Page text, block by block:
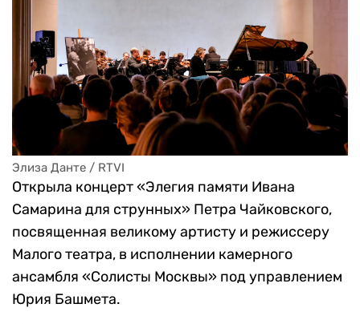
Элиза Данте / RTVI
Открыла концерт «Элегия памяти Ивана
Самарина для струнных» Петра Чайковского,
посвященная великому артисту и режиссеру
Малого театра, в исполнении камерного
ансамбля «Солисты Москвы» под управлением
Юрия Башмета.